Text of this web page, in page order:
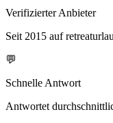
Verifizierter Anbieter
Seit 2015 auf
💬
Schnelle Antwort
Antwortet